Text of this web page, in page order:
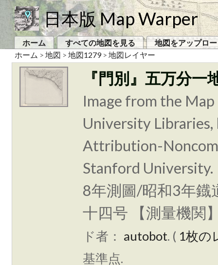
日本版 Map Warper
ホーム すべての地図を見る
地図をアップロ
ホーム > 地図 > 地図1279> 地図レイヤー
『門別』五万分一
Image from the
University Libraries,
Attribution-
Stanford
8年測圖/昭和3年鐡
十四号 【測量機
ド者： autobot. ( 1枚の
基準点.